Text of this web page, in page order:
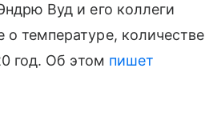
Вуд и его коллеги
о температуре, количестве
год. Об этом пишет